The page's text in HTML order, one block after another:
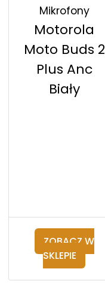
Mikrofony
Motorola
Moto Buds 2
Plus Anc
Biały
ZOBACZ W
SKLEPIE